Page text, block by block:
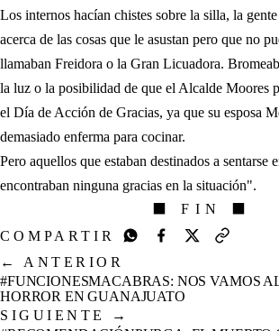
Los internos hacían chistes sobre la silla, la
acerca de las cosas que le asustan pero que no
llamaban Freidora o la Gran Licuadora.
la luz o la posibilidad de que el Alcalde Moores
el Día de Acción de Gracias, ya que su esposa
demasiado enferma para cocinar.
Pero aquellos que estaban destinados a sentarse
encontraban ninguna gracias en la situación".
⬛ FIN ⬛
COMPARTIR
← ANTERIOR
#FUNCIONESMACABRAS: NOS VAMOS
HORROR EN GUANAJUATO
SIGUIENTE
→